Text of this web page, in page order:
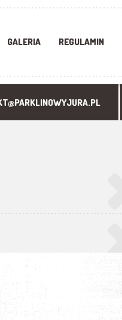
GALERIA REGULAMIN